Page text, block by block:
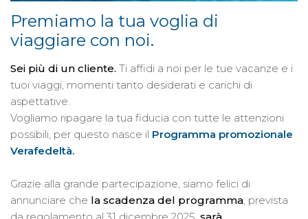
Premiamo la tua voglia di
viaggiare con noi.
Sei più di un cliente. Ti affidi a noi per le tue vacanze e i
tuoi viaggi, momenti tanto desiderati e carichi di
aspettative.
Vogliamo ripagare la tua fiducia con tutte le attenzioni
possibili, per questo nasce il Programma promozionale
Verafedeltà.
Grazie alla grande partecipazione, siamo felici di
annunciare che la scadenza del programma , prevista
da regolamento al 31 dicembre 2025, sarà